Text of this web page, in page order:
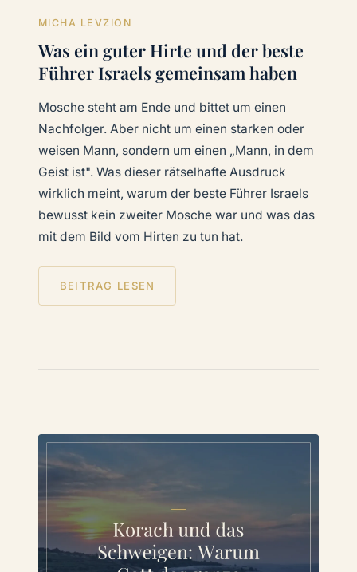
MICHA LEVZION
Was ein guter Hirte und der beste
Führer Israels gemeinsam haben
Mosche steht am Ende und bittet um einen
Nachfolger. Aber nicht um einen starken oder
weisen Mann, sondern um einen „Mann, in dem
Geist ist". Was dieser rätselhafte Ausdruck
wirklich meint, warum der beste Führer Israels
bewusst kein zweiter Mosche war und was das
mit dem Bild vom Hirten zu tun hat.
BEITRAG LESEN